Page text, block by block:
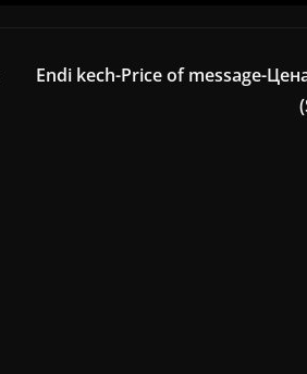
Endi kech-Price of message-